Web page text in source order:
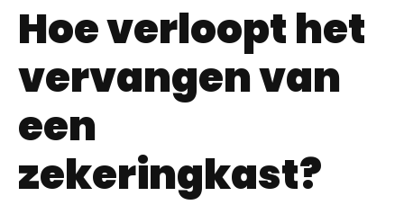
Hoe verloopt het
vervangen van
een
zekeringkast?